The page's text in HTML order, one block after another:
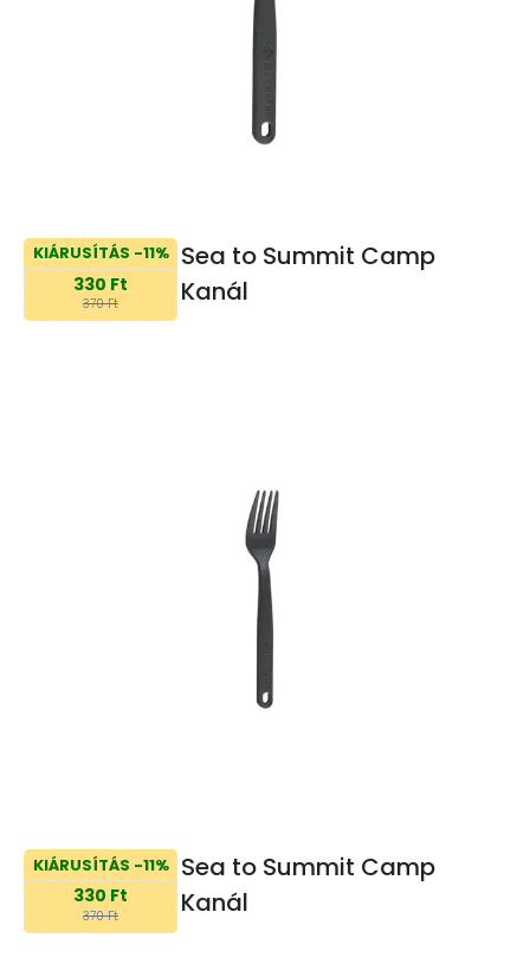
KIÁRUSÍTÁS -11%
330 Ft
370 Ft
Sea to Summit Camp
Kanál
KIÁRUSÍTÁS -11%
330 Ft
370 Ft
Sea to Summit Camp
Kanál